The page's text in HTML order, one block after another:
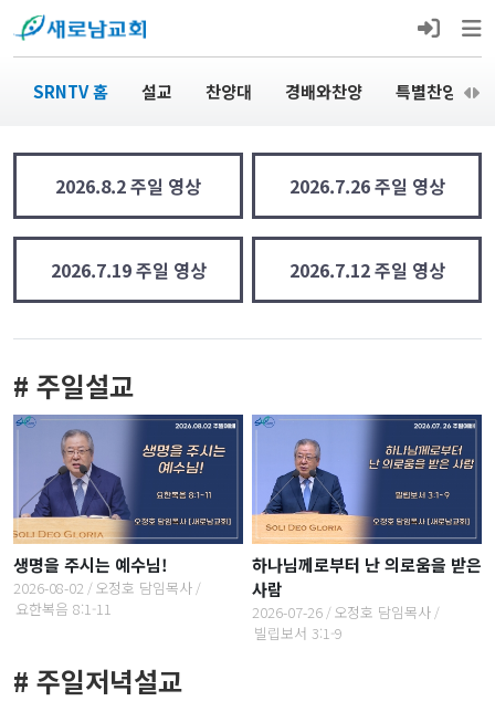
SRNTV 홈 설교 찬양대 경배와찬양 특별찬양
2026.8.2 주일 영상 2026.7.26 주일 영상
2026.7.19 주일 영상 2026.7.12 주일 영상
# 주일설교
생명을 주시는 예수님!
2026-08-02
오정호 담임목사
요한복음 8:1-11
하나님께로부터 난 의로움을 받은
사람
2026-07-26 오정호 담임목사
빌립보서 3:1-9
# 주일저녁설교